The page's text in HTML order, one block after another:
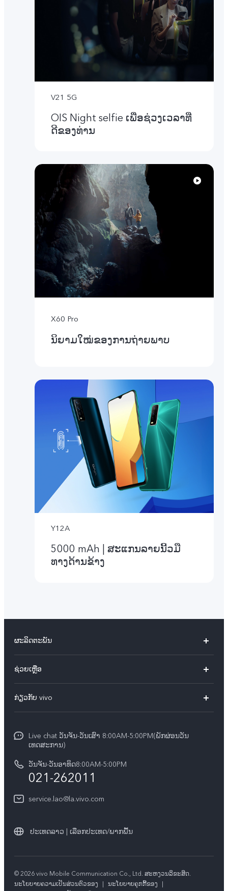
V21 5G
OIS Night selfie ເພື່ອຊ່ວງເວລາທີ່
ດີຂອງທ່ານ
X60 Pro
ນິຍາມໃໝ່ຂອງການຖ່າຍພາບ
Y12A
5000 mAh | ສະແກນລາຍນີ້ວມື
ທາງດ້ານຂ້າງ
ຜະລິດຕະພັນ
ທຸກໂມເດວ
ຊ່ວຍເຫຼືອ
ສູນບໍລິການ
Funtouch OS
ການພິສູດຢືນຢັນ IMEI
ກວດສອບລາຄາອຸປະກອນເສີມ
ການອັບເດດລະບົບ
ກ່ຽວກັບ vivo
ແຈ້ງ​ການ​ທາງ​ກົດ​ໝາຍ
ສູນຄວາມເປັນສ່ວນຕົວ vivo
ຄວາມຍືນຍົງ
Live chat ວັນຈັນ-ວັນເສົາ 8:00AM-5:00PM(ພັກຜ່ອນວັນ
ເທດສະການ)
ວັນຈັນ-ວັນອາທິດ8:00AM-5:00PM
021-262011
service.lao@la.vivo.com
ປະເທດລາວ | ເລືອກປະເທດ/ພາກພື້ນ
© 2026 vivo Mobile Communication Co., Ltd. ສະຫງວນ​ລິ​ຂະ​ສິດ.
​ນະ​ໂຍ​ບາຍ​ຄວາມ​ເປັນ​ສ່ວນ​ຕົວ​ຂອງ
| ນະໂຍບາຍຄຸກກີ້ຂອງ
|